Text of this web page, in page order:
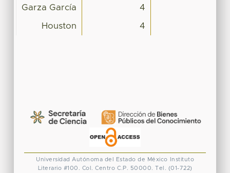
Garza García 4
Houston 4
Universidad Autónoma del Estado de México
Instituto
Literario #100. Col. Centro C.P. 50000. Tel. (01-722)